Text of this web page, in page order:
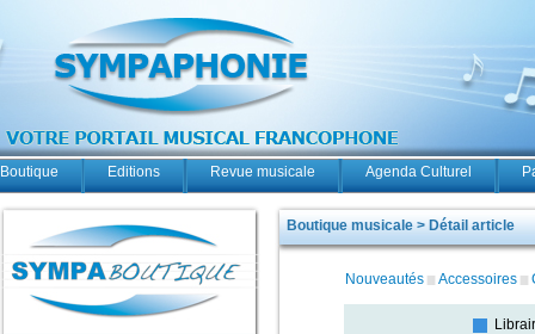
Boutique Editions Revue musicale Agenda Culturel
Boutique musicale > Détail article
Nouveautés Accessoires